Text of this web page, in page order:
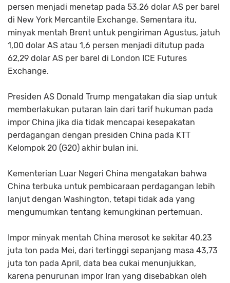
persen menjadi menetap pada 53,26 dolar AS per barel
di New York Mercantile Exchange. Sementara itu,
minyak mentah Brent untuk pengiriman Agustus, jatuh
1,00 dolar AS atau 1,6 persen menjadi ditutup pada
62,29 dolar AS per barel di London ICE Futures
Exchange.
Presiden AS Donald Trump mengatakan dia siap untuk
memberlakukan putaran lain dari tarif hukuman pada
impor China jika dia tidak mencapai kesepakatan
perdagangan dengan presiden China pada KTT
Kelompok 20 (G20) akhir bulan ini.
Kementerian Luar Negeri China mengatakan bahwa
China terbuka untuk pembicaraan perdagangan lebih
lanjut dengan Washington, tetapi tidak ada yang
mengumumkan tentang kemungkinan pertemuan.
Impor minyak mentah China merosot ke sekitar 40,23
juta ton pada Mei, dari tertinggi sepanjang masa 43,73
juta ton pada April, data bea cukai menunjukkan,
karena penurunan impor Iran yang disebabkan oleh